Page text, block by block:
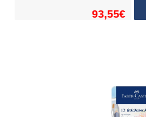
93,55€